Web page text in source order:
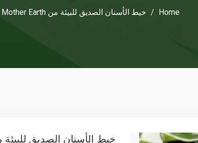
Home
/ خيط الأسنان الصديق للبيئة من Me Mother Earth :الحل المثالي لابتسامة مستدامة